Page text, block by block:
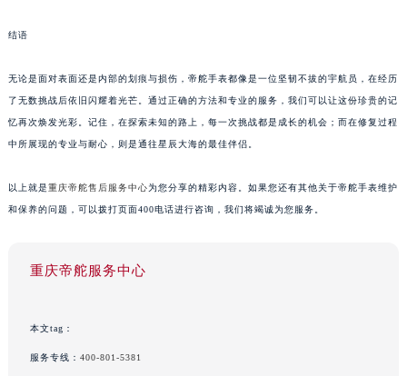
结语
无论是面对表面还是内部的划痕与损伤，帝舵手表都像是一位坚韧不拔的宇航员，在经历
了无数挑战后依旧闪耀着光芒。通过正确的方法和专业的服务，我们可以让这份珍贵的记
忆再次焕发光彩。记住，在探索未知的路上，每一次挑战都是成长的机会；而在修复过程
中所展现的专业与耐心，则是通往星辰大海的最佳伴侣。
以上就是重庆帝舵售后服务中心为您分享的精彩内容。如果您还有其他关于帝舵手表维护
和保养的问题，可以拨打页面400电话进行咨询，我们将竭诚为您服务。
重庆帝舵服务中心
本文tag：
服务专线： 400-801-5381